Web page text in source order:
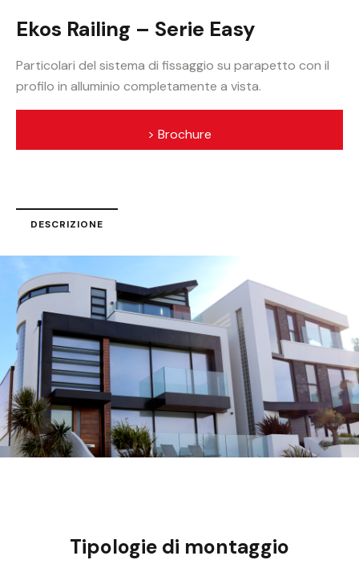
Ekos Railing – Serie Easy
Particolari del sistema di fissaggio su parapetto con il
profilo in alluminio completamente a vista.
> Brochure
DESCRIZIONE
Tipologie di montaggio